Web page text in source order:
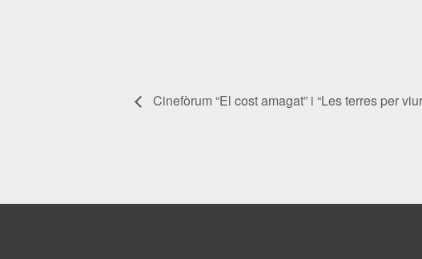
Cinefòrum “El cost amagat” i “Les terres per